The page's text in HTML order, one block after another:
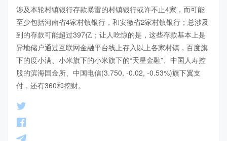
涉及本轮村镇银行存款暴雷的村镇银行或许不止4家，而可能
至少包括河南省4家村镇银行，和安徽省2家村镇银行；总涉及
到的存款可能超过397亿；让人吃惊的是，这些存款基本上是
异地储户通过互联网金融平台线上存入以上各家村镇，百度旗
下的度小满、小米旗下的小米旗下的“天星金融”、中国人寿控
股的滨海国金所、中国电信(3.750, -0.02, -0.53%)旗下翼支
付，还有360和挖财。